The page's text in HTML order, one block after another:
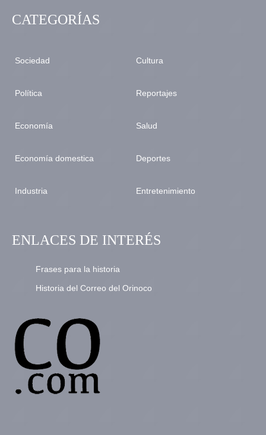
CATEGORÍAS
Sociedad
Política
Economía
Economía domestica
Industria
Cultura
Reportajes
Salud
Deportes
Entretenimiento
ENLACES DE INTERÉS
Frases para la historia
Historia del Correo del Orinoco